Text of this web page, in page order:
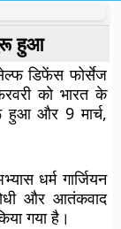
हुआ
डिफेंस फोर्सेज
को भारत के
हुआ और 9 मार्च,
धर्म गार्जियन
और आतंकवाद
गया है।